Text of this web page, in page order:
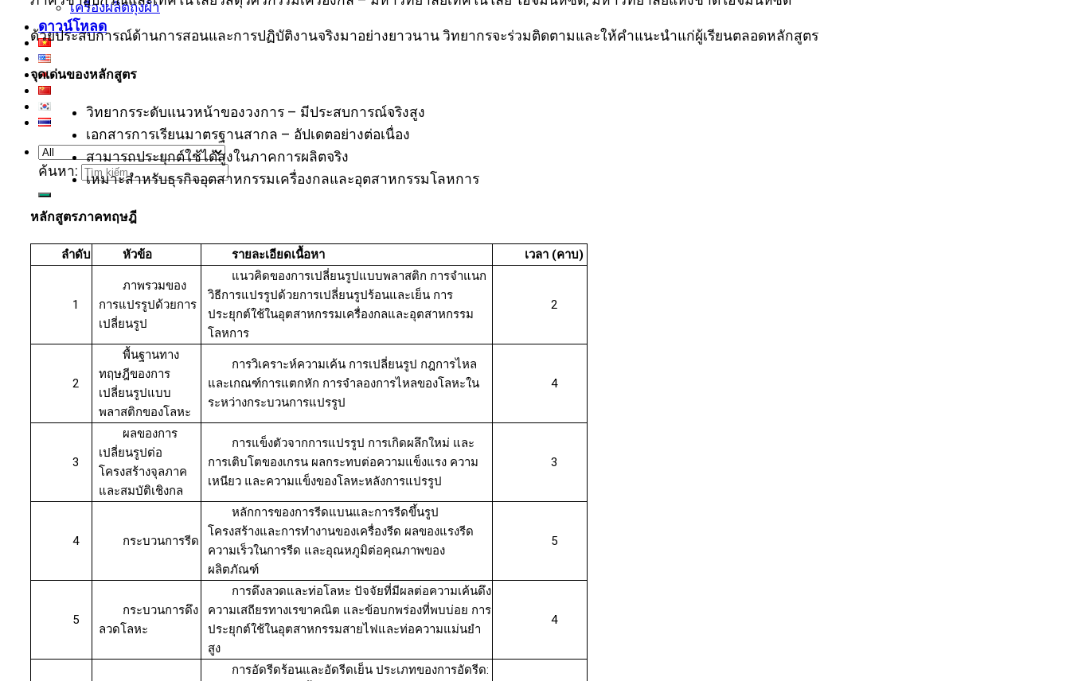
เครื่องผลิตถุงผ้า
ดาวน์โหลด
ค้นหา:
ด้วยประสบการณ์ด้านการสอนและการปฏิบัติงานจริงมาอย่างยาวนาน วิทยากรจะร่วมติดตามและให้คำแนะนำแก่ผู้เรียนตลอดหลักสูตร
จุดเด่นของหลักสูตร
วิทยากรระดับแนวหน้าของวงการ – มีประสบการณ์จริงสูง
เอกสารการเรียนมาตรฐานสากล – อัปเดตอย่างต่อเนื่อง
สามารถประยุกต์ใช้ได้สูงในภาคการผลิตจริง
เหมาะสำหรับธุรกิจอุตสาหกรรมเครื่องกลและอุตสาหกรรมโลหการ
หลักสูตรภาคทฤษฎี
ลำดับ หัวข้อ รายละเอียดเนื้อหา เวลา (คาบ)
1
ภาพรวมของ
การแปรรูปด้วยการ
เปลี่ยนรูป
แนวคิดของการเปลี่ยนรูปแบบพลาสติก การจำแนก
วิธีการแปรรูปด้วยการเปลี่ยนรูปร้อนและเย็น การ
ประยุกต์ใช้ในอุตสาหกรรมเครื่องกลและอุตสาหกรรม
โลหการ
2
2
พื้นฐานทาง
ทฤษฎีของการ
เปลี่ยนรูปแบบ
พลาสติกของโลหะ
การวิเคราะห์ความเค้น การเปลี่ยนรูป กฎการไหล
และเกณฑ์การแตกหัก การจำลองการไหลของโลหะใน
ระหว่างกระบวนการแปรรูป
4
3
ผลของการ
เปลี่ยนรูปต่อ
โครงสร้างจุลภาค
และสมบัติเชิงกล
การแข็งตัวจากการแปรรูป การเกิดผลึกใหม่ และ
การเติบโตของเกรน ผลกระทบต่อความแข็งแรง ความ
เหนียว และความแข็งของโลหะหลังการแปรรูป
3
4 กระบวนการรีด
หลักการของการรีดแบนและการรีดขึ้นรูป
โครงสร้างและการทำงานของเครื่องรีด ผลของแรงรีด
ความเร็วในการรีด และอุณหภูมิต่อคุณภาพของ
ผลิตภัณฑ์
5
5
กระบวนการดึง
ลวดโลหะ
การดึงลวดและท่อโลหะ ปัจจัยที่มีผลต่อความเค้นดึง
ความเสถียรทางเรขาคณิต และข้อบกพร่องที่พบบ่อย การ
ประยุกต์ใช้ในอุตสาหกรรมสายไฟและท่อความแม่นยำ
สูง
4
การอัดรีดร้อนและอัดรีดเย็น ประเภทของการอัดรีด: